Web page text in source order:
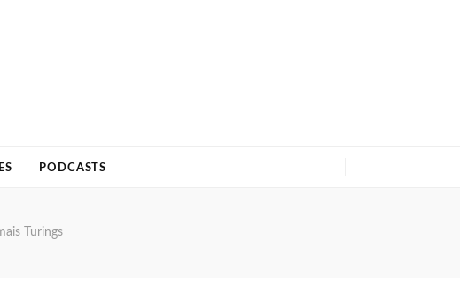
PODCASTS
Turings